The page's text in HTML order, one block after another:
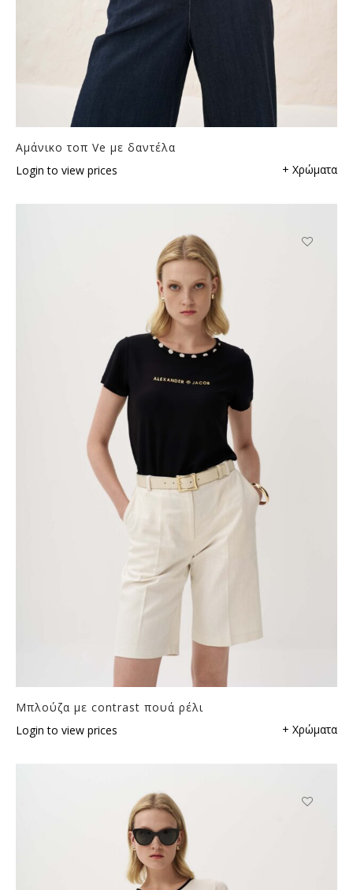
Αμάνικο τοπ Ve με δαντέλα
Login to view prices
+ Χρώματα
Μπλούζα με contrast πουά ρέλι
Login to view prices
+ Χρώματα